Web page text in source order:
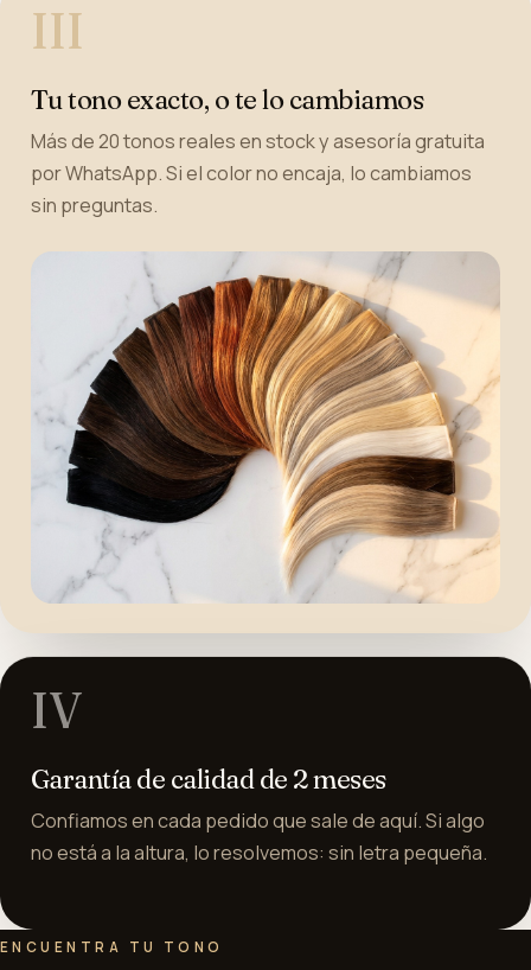
III
Tu tono exacto, o te lo cambiamos
Más de 20 tonos reales en stock y asesoría gratuita
por WhatsApp. Si el color no encaja, lo cambiamos
sin preguntas.
IV
Garantía de calidad de 2 meses
Confiamos en cada pedido que sale de aquí. Si algo
no está a la altura, lo resolvemos: sin letra pequeña.
ENCUENTRA TU TONO